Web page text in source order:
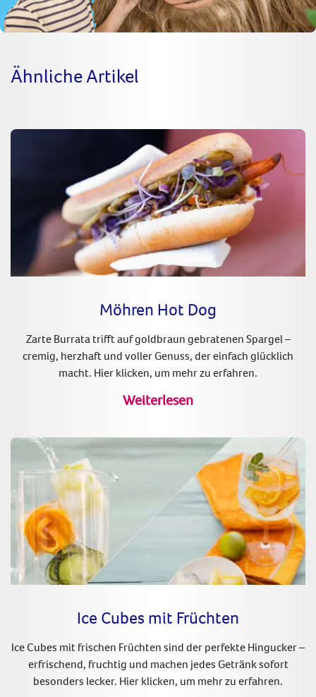
Ähnliche Artikel
Möhren Hot Dog
Zarte Burrata trifft auf goldbraun gebratenen Spargel –
cremig, herzhaft und voller Genuss, der einfach glücklich
macht. Hier klicken, um mehr zu erfahren.
Weiterlesen
Ice Cubes mit Früchten
Ice Cubes mit frischen Früchten sind der perfekte Hingucker –
erfrischend, fruchtig und machen jedes Getränk sofort
besonders lecker. Hier klicken, um mehr zu erfahren.